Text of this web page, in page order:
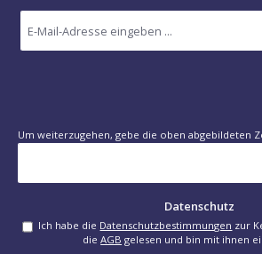
Mail-
Adresse
Um weiterzugehen, gebe die oben abgebildeten
Datenschutz
Ich habe die Datenschutzbestimmungen zur
dieAGB gelesen und bin mit ihnen